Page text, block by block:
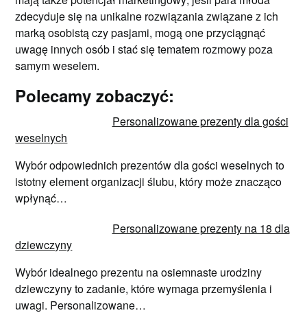
zdecyduje się na unikalne rozwiązania związane z ich
marką osobistą czy pasjami, mogą one przyciągnąć
uwagę innych osób i stać się tematem rozmowy poza
samym weselem.
Polecamy zobaczyć:
Personalizowane prezenty dla gości
weselnych
Wybór odpowiednich prezentów dla gości weselnych to
istotny element organizacji ślubu, który może znacząco
wpłynąć…
Personalizowane prezenty na 18 dla
dziewczyny
Wybór idealnego prezentu na osiemnaste urodziny
dziewczyny to zadanie, które wymaga przemyślenia i
uwagi. Personalizowane…